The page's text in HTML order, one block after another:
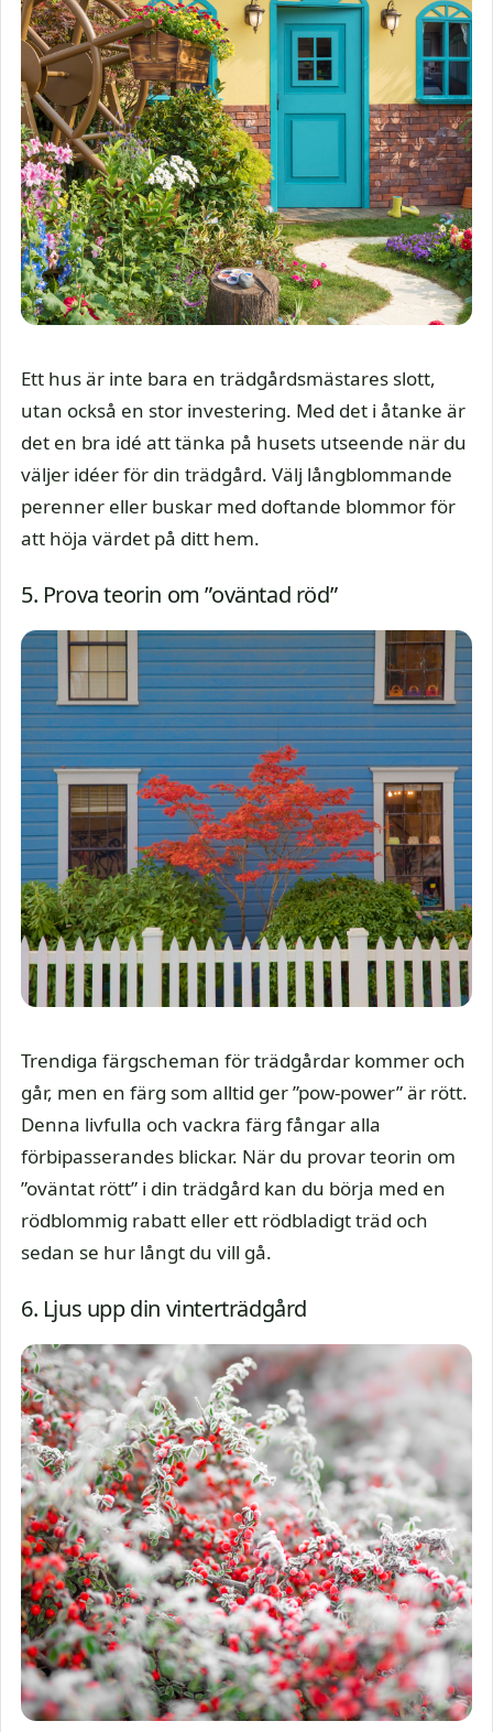
Ett hus är inte bara en trädgårdsmästares slott,
utan också en stor investering. Med det i åtanke är
det en bra idé att tänka på husets utseende när du
väljer idéer för din trädgård. Välj långblommande
perenner eller buskar med doftande blommor för
att höja värdet på ditt hem.
5. Prova teorin om ”oväntad röd”
Trendiga färgscheman för trädgårdar kommer och
går, men en färg som alltid ger ”pow-power” är rött.
Denna livfulla och vackra färg fångar alla
förbipasserandes blickar. När du provar teorin om
”oväntat rött” i din trädgård kan du börja med en
rödblommig rabatt eller ett rödbladigt träd och
sedan se hur långt du vill gå.
6. Ljus upp din vinterträdgård